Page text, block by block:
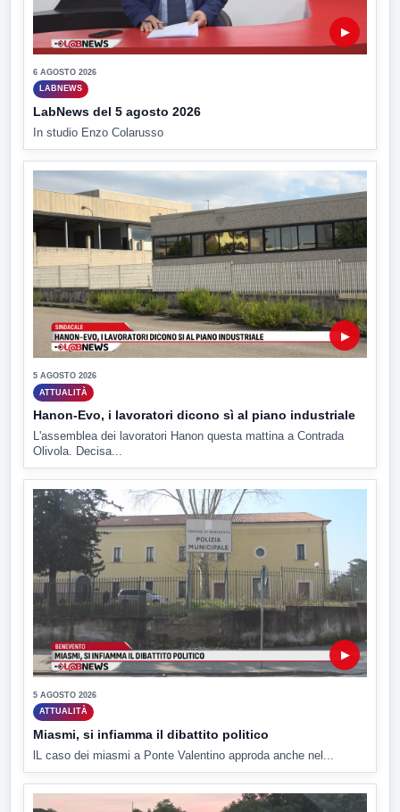
▶
6 AGOSTO 2026
LABNEWS
LabNews del 5 agosto 2026
In studio Enzo Colarusso
▶
5 AGOSTO 2026
ATTUALITÀ
Hanon-Evo, i lavoratori dicono sì al piano industriale
L'assemblea dei lavoratori Hanon questa mattina a Contrada
Olivola. Decisa...
▶
5 AGOSTO 2026
ATTUALITÀ
Miasmi, si infiamma il dibattito politico
lL caso dei miasmi a Ponte Valentino approda anche nel...